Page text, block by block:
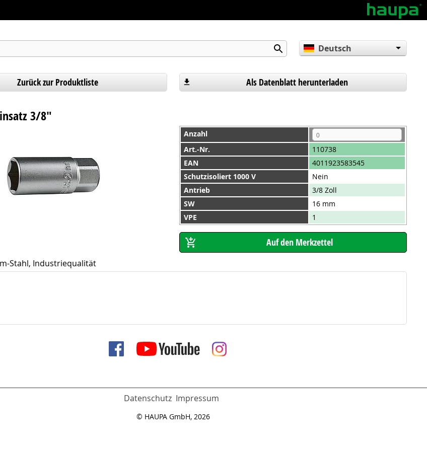
Deutsch
Español
Zurück zur Produktliste Als Datenblatt herunterladen
3/8"
Anzahl
Art.-Nr.
110738
EAN
4011923583545
Schutzisoliert 1000 V
Nein
Antrieb
3/8 Zoll
SW
16 mm
VPE
1
Stahl, Industriequalität
Datenschutz Impressum
© HAUPA GmbH, 2026